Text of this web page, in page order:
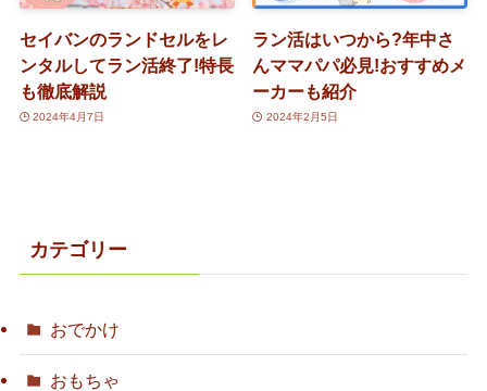
セイバンのランドセルをレ
ンタルしてラン活終了!特長
も徹底解説
2024年4月7日
ラン活はいつから?年中さ
んママパパ必見!おすすめメ
ーカーも紹介
2024年2月5日
カテゴリー
おでかけ
おもちゃ